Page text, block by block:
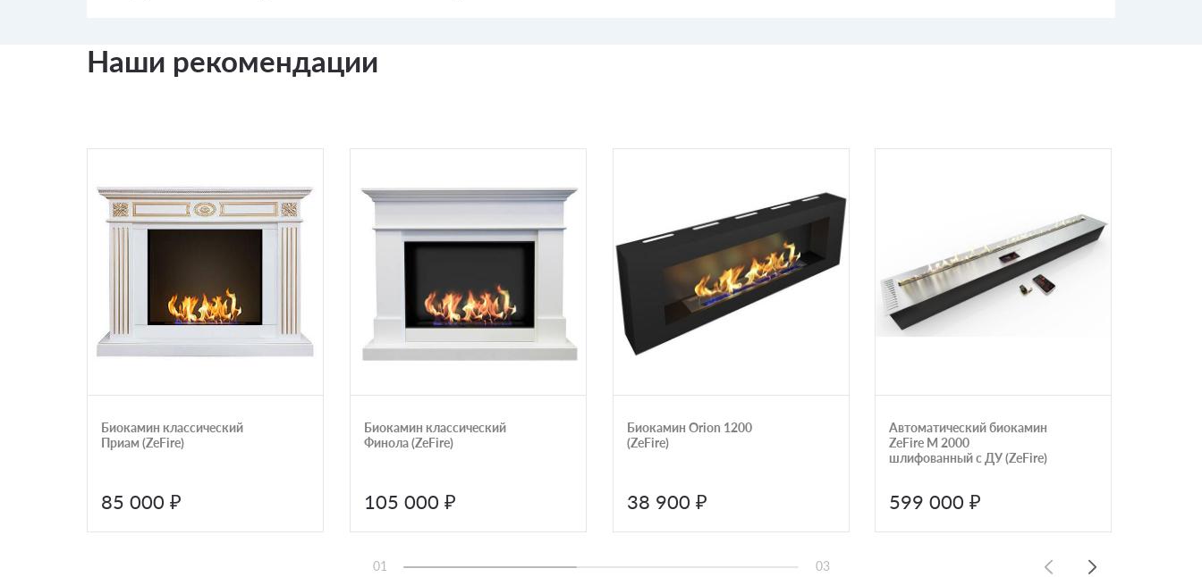
Наши рекомендации
Биокамин классический
Приам (ZeFire)
85 000 ₽
Биокамин классический
Финола (ZeFire)
105 000 ₽
Биокамин Orion 1200
(ZeFire)
38 900 ₽
Автоматический биокамин
ZeFire М 2000
шлифованный с ДУ (ZeFire)
599 000 ₽
01 03